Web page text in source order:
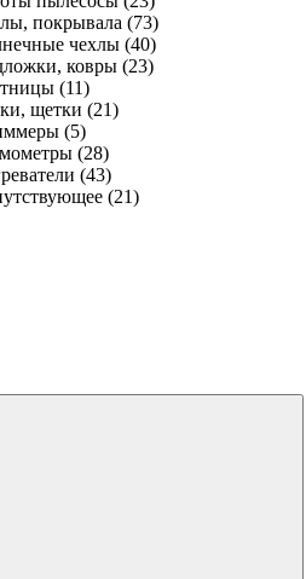
покрывала (73)
чехлы (40)
ковры (23)
(11)
щетки (21)
(5)
(28)
(43)
(21)